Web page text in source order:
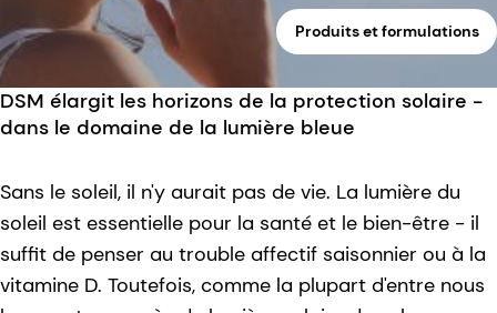
Produits et formulations
DSM élargit les horizons de la protection solaire -
dans le domaine de la lumière bleue
Sans le soleil, il n'y aurait pas de vie. La lumière du
soleil est essentielle pour la santé et le bien-être - il
suffit de penser au trouble affectif saisonnier ou à la
vitamine D. Toutefois, comme la plupart d'entre nous